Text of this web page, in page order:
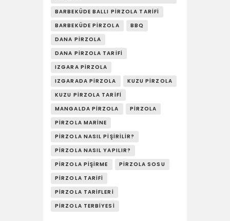
BARBEKÜDE BALLI PIRZOLA TARIFI
BARBEKÜDE PIRZOLA
BBQ
DANA PIRZOLA
DANA PIRZOLA TARIFI
IZGARA PIRZOLA
IZGARADA PIRZOLA
KUZU PIRZOLA
KUZU PIRZOLA TARIFI
MANGALDA PIRZOLA
PIRZOLA
PIRZOLA MARINE
PIRZOLA NASIL PIŞIRILIR?
PIRZOLA NASIL YAPILIR?
PIRZOLA PIŞIRME
PIRZOLA SOSU
PIRZOLA TARIFI
PIRZOLA TARIFLERI
PIRZOLA TERBIYESI